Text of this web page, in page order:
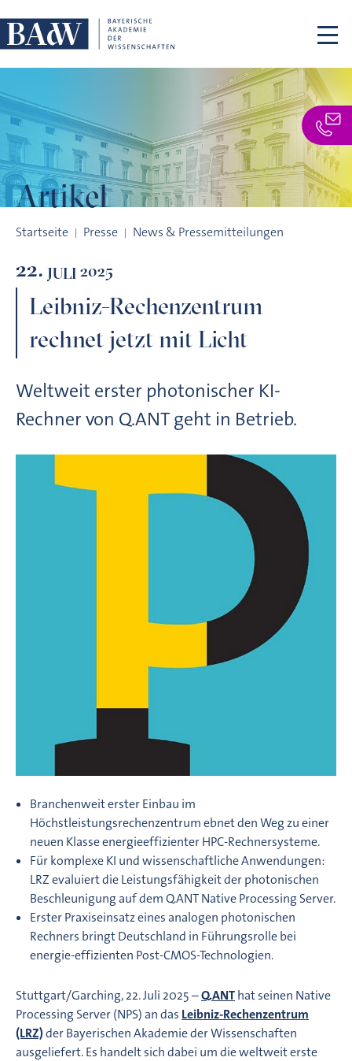
Artikel
Startseite Presse News & Pressemitteilungen
22. JULI 2025
Leibniz-Rechenzentrum
rechnet jetzt mit Licht
Weltweit erster photonischer KI-
Rechner von Q.ANT geht in Betrieb.
Branchenweit erster Einbau im
Höchstleistungsrechenzentrum ebnet den Weg zu einer
neuen Klasse energieeffizienter HPC-Rechnersysteme.
Für komplexe KI und wissenschaftliche Anwendungen:
LRZ evaluiert die Leistungsfähigkeit der photonischen
Beschleunigung auf dem Q.ANT Native Processing Server.
Erster Praxiseinsatz eines analogen photonischen
Rechners bringt Deutschland in Führungsrolle bei
energie-effizienten Post-CMOS-Technologien.
Stuttgart/Garching, 22. Juli 2025 –Q.ANThat seinen Native
Processing Server (NPS) an das Leibniz-Rechenzentrum
(LRZ)der Bayerischen Akademie der Wissenschaften
ausgeliefert. Es handelt sich dabei um die weltweit erste